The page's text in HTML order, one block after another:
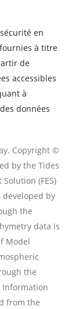
en
à titre
de
accessibles
à
données
Copyright ©
by the Tides
(FES)
developed by
the
data is
Model
the
Information
from the